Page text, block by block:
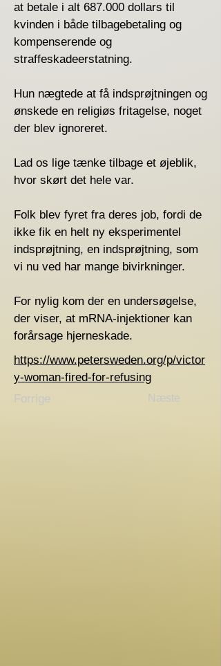
at betale i alt 687.000 dollars til
kvinden i både tilbagebetaling og
kompenserende og
straffeskadeerstatning.
Hun nægtede at få indsprøjtningen og
ønskede en religiøs fritagelse, noget
der blev ignoreret.
Lad os lige tænke tilbage et øjeblik,
hvor skørt det hele var.
Folk blev fyret fra deres job, fordi de
ikke fik en helt ny eksperimentel
indsprøjtning, en indsprøjtning, som
vi nu ved har mange bivirkninger.
For nylig kom der en undersøgelse,
der viser, at mRNA-injektioner kan
forårsage hjerneskade.
https://www.petersweden.org/p/victor
y-woman-fired-for-refusing
Forrige
Næste